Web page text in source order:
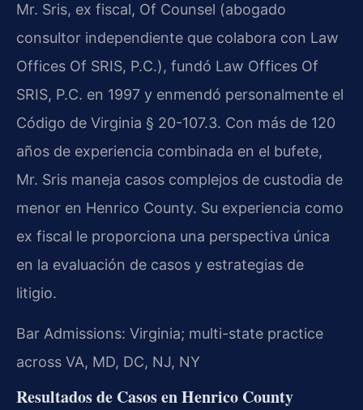
Mr. Sris, ex fiscal, Of Counsel (abogado
consultor independiente que colabora con Law
Offices Of SRIS, P.C.), fundó Law Offices Of
SRIS, P.C. en 1997 y enmendó personalmente el
Código de Virginia § 20-107.3. Con más de 120
años de experiencia combinada en el bufete,
Mr. Sris maneja casos complejos de custodia de
menor en Henrico County. Su experiencia como
ex fiscal le proporciona una perspectiva única
en la evaluación de casos y estrategias de
litigio.
Bar Admissions: Virginia; multi-state practice
across VA, MD, DC, NJ, NY
Resultados de Casos en Henrico County